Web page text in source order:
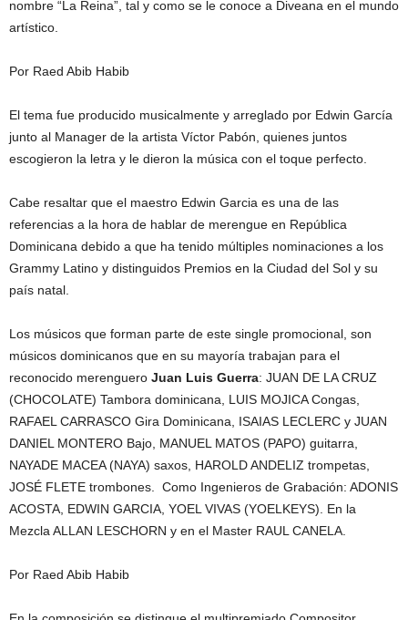
nombre “La Reina”, tal y como se le conoce a Diveana en el mundo
artístico.
Por Raed Abib Habib
El tema fue producido musicalmente y arreglado por Edwin García
junto al Manager de la artista Víctor Pabón, quienes juntos
escogieron la letra y le dieron la música con el toque perfecto.
Cabe resaltar que el maestro Edwin Garcia es una de las
referencias a la hora de hablar de merengue en República
Dominicana debido a que ha tenido múltiples nominaciones a los
Grammy Latino y distinguidos Premios en la Ciudad del Sol y su
país natal.
Los músicos que forman parte de este single promocional, son
músicos dominicanos que en su mayoría trabajan para el
reconocido merenguero Juan Luis Guerra: JUAN DE LA CRUZ
(CHOCOLATE) Tambora dominicana, LUIS MOJICA Congas,
RAFAEL CARRASCO Gira Dominicana, ISAIAS LECLERC y JUAN
DANIEL MONTERO Bajo, MANUEL MATOS (PAPO) guitarra,
NAYADE MACEA (NAYA) saxos, HAROLD ANDELIZ trompetas,
JOSÉ FLETE trombones. Como Ingenieros de Grabación: ADONIS
ACOSTA, EDWIN GARCIA, YOEL VIVAS (YOELKEYS). En la
Mezcla ALLAN LESCHORN y en el Master RAUL CANELA.
Por Raed Abib Habib